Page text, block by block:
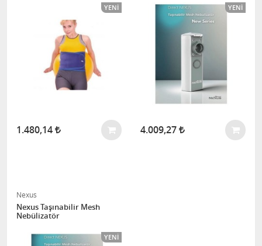
YENI
1.480,14
YENI
4.009,27
Nexus
Nexus Taşınabilir Mesh
Nebülizatör
YENI